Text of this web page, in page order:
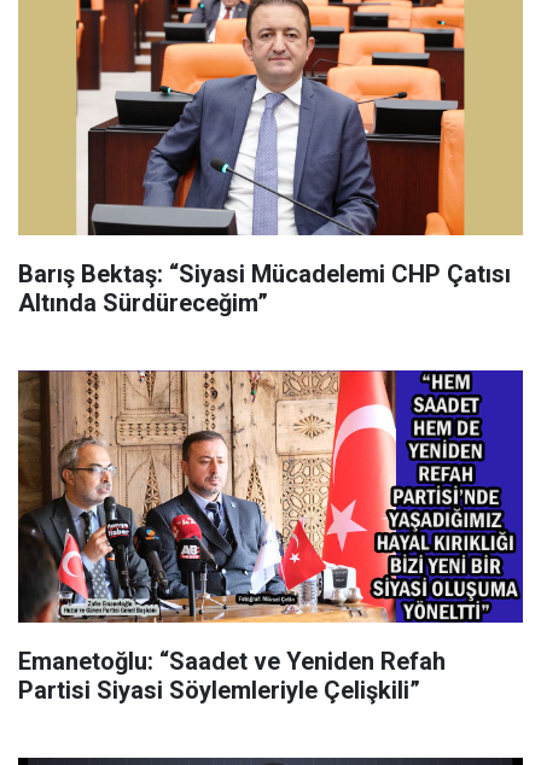
Barış Bektaş: “Siyasi Mücadelemi CHP Çatısı
Altında Sürdüreceğim”
Emanetoğlu: “Saadet ve Yeniden Refah
Partisi Siyasi Söylemleriyle Çelişkili”